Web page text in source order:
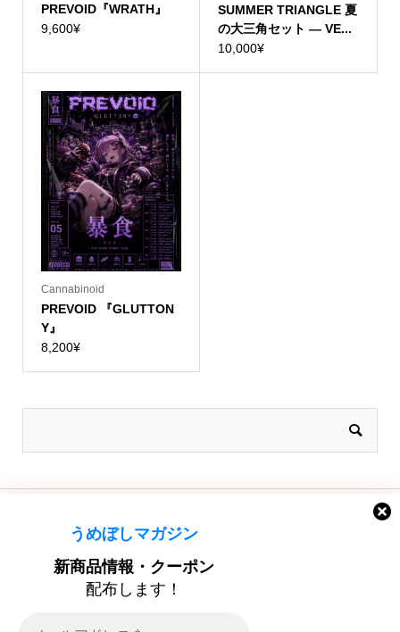
うめぼしマガジン
新商品情報・クーポン
配布します！
PREVOID『WRATH』
9,600¥
SUMMER TRIANGLE 夏
の大三角セット — VE...
10,000¥
Cannabinoid
PREVOID 『GLUTTON
Y』
8,200¥